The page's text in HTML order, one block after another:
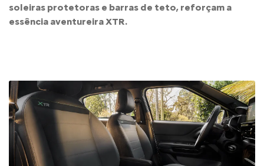
soleiras protetoras e barras de teto, reforçam a
essência aventureira XTR.